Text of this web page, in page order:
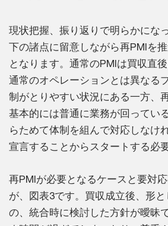
現状把握、振り返りで明らかにな
下の諸点に留意しながら再PMIを
となります。通常のPMIは買収直
通常のオペレーションとは異なる
制がとりやすい状況にある一方、
基本的には普通に業務が回ってい
らためて体制を組んで対応しなけ
宣言することからスタートする必
再PMIが必要となるケースと要対
が、図表3です。買収成立後、形
の、統合時に検討した方針が曖昧